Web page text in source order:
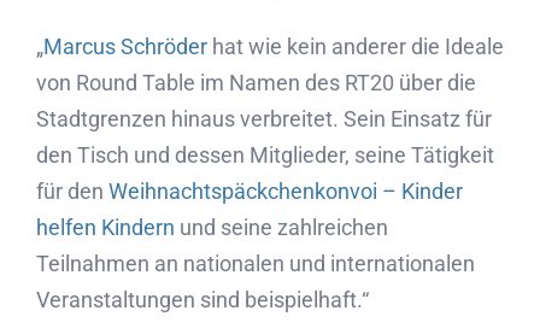
„Marcus Schröder hat wie kein anderer die Ideale
von Round Table im Namen des RT20 über die
Stadtgrenzen hinaus verbreitet. Sein Einsatz für
den Tisch und dessen Mitglieder, seine Tätigkeit
für den Weihnachtspäckchenkonvoi – Kinder
helfen Kindern und seine zahlreichen
Teilnahmen an nationalen und internationalen
Veranstaltungen sind beispielhaft.“